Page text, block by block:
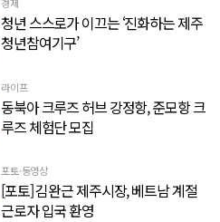
경제
청년 스스로가 이끄는 ‘진화하는 제주
청년참여기구’
라이프
동북아 크루즈 허브 강정항, 준모항 크
루즈 체험단 모집
포토·동영상
[포토] 김완근 제주시장, 베트남 계절
근로자 입국 환영